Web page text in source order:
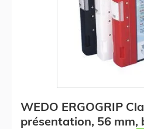
WEDO ERGOGRIP
présentation, 56 mm,